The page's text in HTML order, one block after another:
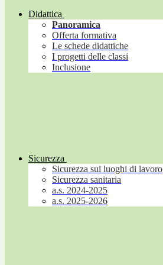
Didattica
Panoramica
Offerta formativa
Le schede didattiche
I progetti delle classi
Inclusione
Sicurezza
Sicurezza sui luoghi di lavoro
Sicurezza sanitaria
a.s. 2024-2025
a.s. 2025-2026